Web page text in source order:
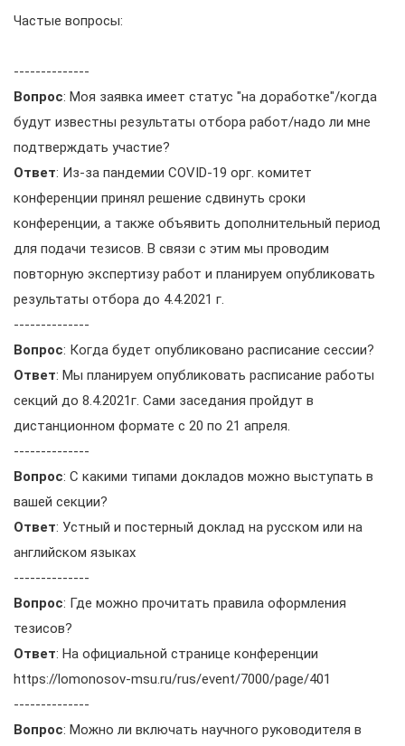
Частые вопросы:
--------------
Вопрос: Моя заявка имеет статус "на доработке"/когда
будут известны результаты отбора работ/надо ли мне
подтверждать участие?
Ответ: Из-за пандемии COVID-19 орг. комитет
конференции принял решение сдвинуть сроки
конференции, а также объявить дополнительный период
для подачи тезисов. В связи с этим мы проводим
повторную экспертизу работ и планируем опубликовать
результаты отбора до 4.4.2021 г.
--------------
Вопрос: Когда будет опубликовано расписание сессии?
Ответ: Мы планируем опубликовать расписание работы
секций до 8.4.2021г. Сами заседания пройдут в
дистанционном формате c 20 по 21 апреля.
--------------
Вопрос: С какими типами докладов можно выступать в
вашей секции?
Ответ: Устный и постерный доклад на русском или на
английском языках
--------------
Вопрос: Где можно прочитать правила оформления
тезисов?
Ответ: На официальной странице конференции
https://lomonosov-msu.ru/rus/event/7000/page/401
--------------
Вопрос: Можно ли включать научного руководителя в